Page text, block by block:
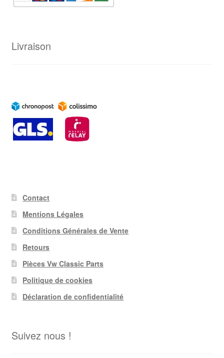
Livraison
Contact
Mentions Légales
Conditions Générales de Vente
Retours
Pièces Vw Classic Parts
Politique de cookies
Déclaration de confidentialité
Suivez nous !